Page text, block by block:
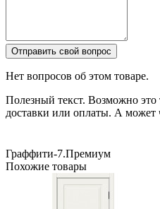
Отправить свой вопрос
Нет вопросов об этом товаре.
Полезный текст. Возможно это
доставки или оплаты. А может
Граффити-7.Премиум
Похожие товары